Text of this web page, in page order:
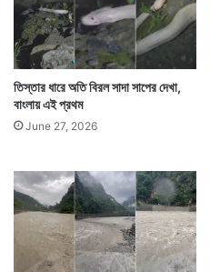
তিস্তার ধারে অতি বিরল সাদা সাপের দেখা,
বাংলায় এই প্রথম
June 27, 2026